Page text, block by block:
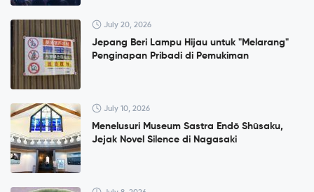
July 20, 2026
Jepang Beri Lampu Hijau untuk "Melarang"
Penginapan Pribadi di Pemukiman
July 10, 2026
Menelusuri Museum Sastra Endō Shūsaku,
Jejak Novel Silence di Nagasaki